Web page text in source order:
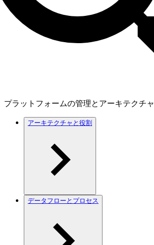
プラットフォームの管理とアーキテクチャ
アーキテクチャと役割
データフローとプロセス